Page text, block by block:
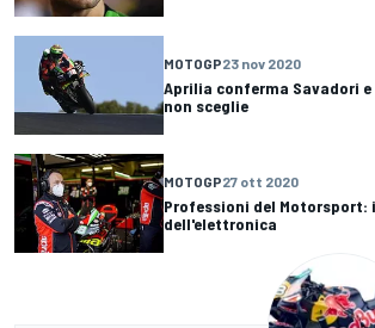
MOTOGP23 nov 2020
Aprilia conferma Savadori
non sceglie
MOTOGP27 ott 2020
Professioni del Motorsport:
dell'elettronica